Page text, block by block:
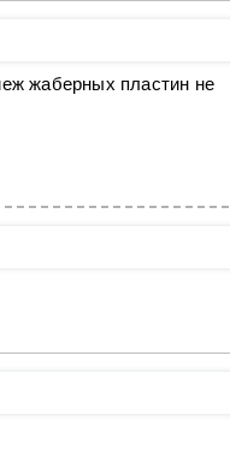
жаберных пластин не